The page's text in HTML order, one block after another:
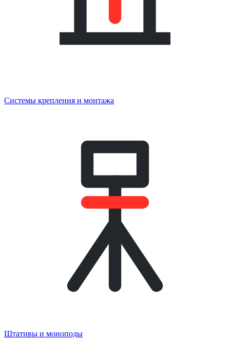
Системы крепления и монтажа
Штативы и моноподы